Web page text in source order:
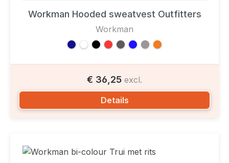
Workman Hooded sweatvest Outfitters
Workman
€ 36,25 excl.
Details